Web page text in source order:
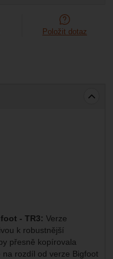
zpracováváme
schopni identifikovat
Položit dotaz
- TR3: Verze
k robustnější
přesně kopírovala
rozdíl od verze Bigfoot